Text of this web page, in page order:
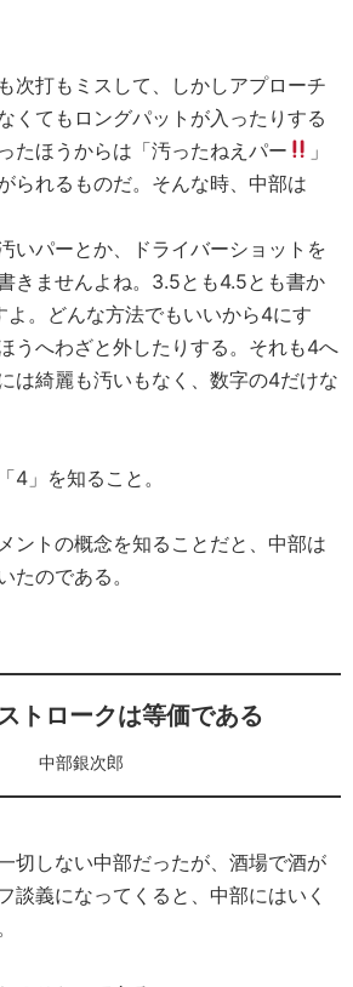
次打もミスして、しかしアプローチ
くてもロングパットが入ったりする
たほうからは「汚ったねえパー
」
られるものだ。そんな時、中部は
いパーとか、ドライバーショットを
きませんよね。3.5とも4.5とも書か
。どんな方法でもいいから4にす
うへわざと外したりする。それも4へ
は綺麗も汚いもなく、数字の4だけな
4」を知ること。
ントの概念を知ることだと、中部は
たのである。
トロークは等価である
中部銀次郎
切しない中部だったが、酒場で酒が
談義になってくると、中部にはいく